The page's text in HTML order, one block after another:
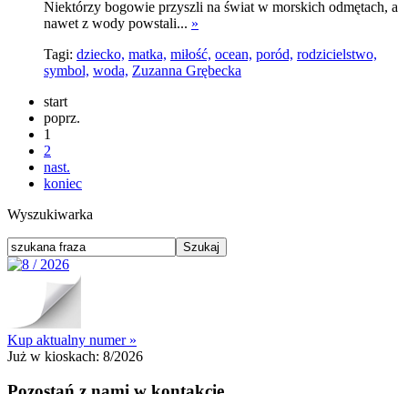
Niektórzy bogowie przyszli na świat w morskich odmętach, a
nawet z wody powstali... »
Tagi: dziecko, matka, miłość, ocean, poród, rodzicielstwo,
symbol, woda, Zuzanna Grębecka
start
poprz.
1
2
nast.
koniec
Wyszukiwarka
Kup aktualny numer »
Już w kioskach: 8/2026